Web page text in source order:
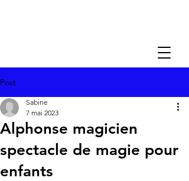
Post
Alphonse magicien
spectacle de magie pour
enfants
Sabine
7 mai 2023